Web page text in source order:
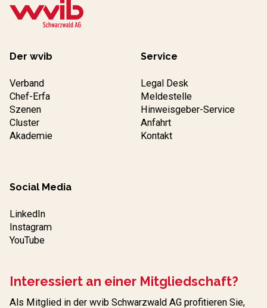
Der wvib
Verband
Chef-Erfa
Szenen
Cluster
Akademie
Service
Legal Desk
Meldestelle
Hinweisgeber-Service
Anfahrt
Kontakt
Social Media
LinkedIn
Instagram
YouTube
Interessiert an einer Mitgliedschaft?
Als Mitglied in der wvib Schwarzwald AG profitieren Sie,